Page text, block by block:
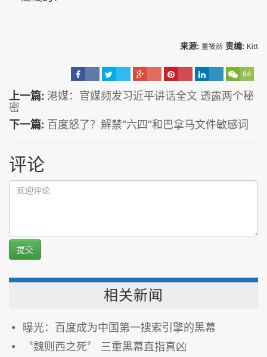
来源: 董筱然 责编: Kitt
84
上一篇: 港媒：官媒频发习近平讲话全文 透露两个秘
密
下一篇: 百度怒了？解禁“六四”和巴拿马文件敏感词
评论
提交
相关新闻
曝光：百度成为中国第一搜索引擎的黑幕
〝魏则西之死〞 三重黑幕直指真凶